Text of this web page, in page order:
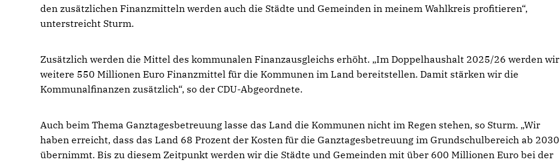
den zusätzlichen Finanzmitteln werden auch die Städte und Gemeinden in meinem Wahlkreis profitieren“,
unterstreicht Sturm.
Zusätzlich werden die Mittel des kommunalen Finanzausgleichs erhöht. „Im Doppelhaushalt 2025/26 werden wir
weitere 550 Millionen Euro Finanzmittel für die Kommunen im Land bereitstellen. Damit stärken wir die
Kommunalfinanzen zusätzlich“, so der CDU-Abgeordnete.
Auch beim Thema Ganztagesbetreuung lasse das Land die Kommunen nicht im Regen stehen, so Sturm. „Wir
haben erreicht, dass das Land 68 Prozent der Kosten für die Ganztagesbetreuung im Grundschulbereich ab 2030
übernimmt. Bis zu diesem Zeitpunkt werden wir die Städte und Gemeinden mit über 600 Millionen Euro bei der